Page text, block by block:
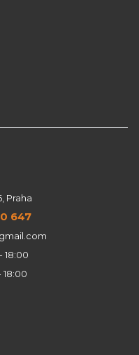
Praha
647
18:00